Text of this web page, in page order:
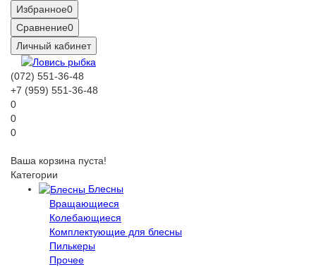
Избранное0
Сравнение0
Личный кабинет
(072) 551-36-48
+7 (959) 551-36-48
0
0
0
Ваша корзина пуста!
Категории
Блесны
Вращающиеся
Колебающиеся
Комплектующие для блесны
Пилькеры
Прочее